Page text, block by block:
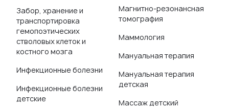
Забор, хранение и
транспортировка
гемопоэтических
стволовых клеток и
костного мозга
Инфекционные болезни
Инфекционные болезни
детские
Магнитно-резонансная
томография
Маммология
Мануальная терапия
Мануальная терапия
детская
Массаж детский